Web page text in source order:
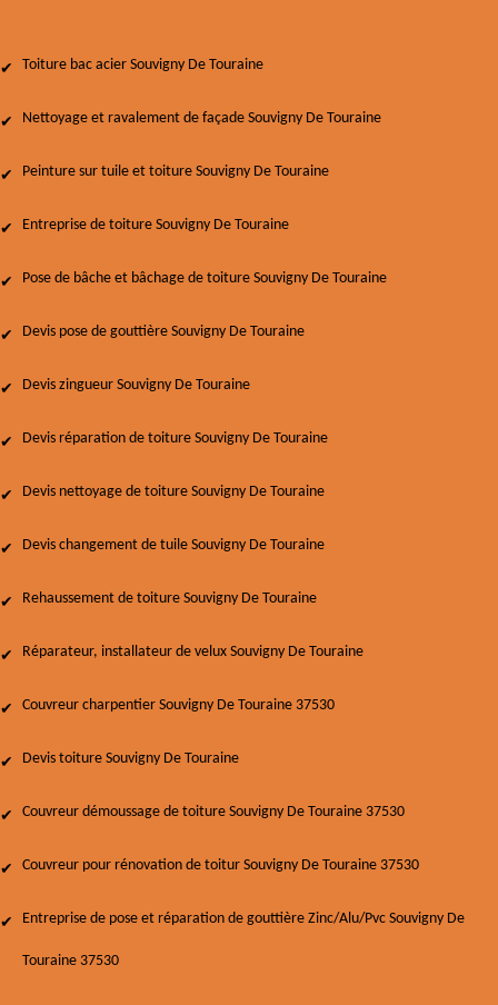
Toiture bac acier Souvigny De Touraine
Nettoyage et ravalement de façade Souvigny De Touraine
Peinture sur tuile et toiture Souvigny De Touraine
Entreprise de toiture Souvigny De Touraine
Pose de bâche et bâchage de toiture Souvigny De Touraine
Devis pose de gouttière Souvigny De Touraine
Devis zingueur Souvigny De Touraine
Devis réparation de toiture Souvigny De Touraine
Devis nettoyage de toiture Souvigny De Touraine
Devis changement de tuile Souvigny De Touraine
Rehaussement de toiture Souvigny De Touraine
Réparateur, installateur de velux Souvigny De Touraine
Couvreur charpentier Souvigny De Touraine 37530
Devis toiture Souvigny De Touraine
Couvreur démoussage de toiture Souvigny De Touraine 37530
Couvreur pour rénovation de toitur Souvigny De Touraine 37530
Entreprise de pose et réparation de gouttière Zinc/Alu/Pvc Souvigny De
Touraine 37530